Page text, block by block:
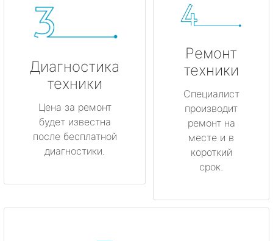
Диагностика
техники
Цена за ремонт
будет известна
после бесплатной
диагностики.
Ремонт
техники
Специалист
производит
ремонт на
месте и в
короткий
срок.